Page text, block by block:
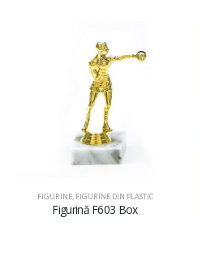
FIGURINE, FIGURINE DIN PLASTIC
Figurină F603 Box